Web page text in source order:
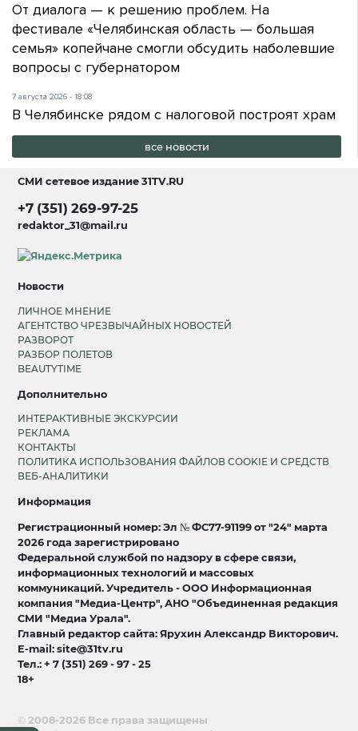
От диалога — к решению проблем. На
фестивале «Челябинская область — большая
семья» копейчане смогли обсудить наболевшие
вопросы с губернатором
7 августа 2026 - 18:08
В Челябинске рядом с налоговой построят храм
все новости
СМИ сетевое издание31TV.RU
+7 (351) 269-97-25
redaktor_31@mail.ru
Новости
ЛИЧНОЕ МНЕНИЕ
АГЕНТСТВО ЧРЕЗВЫЧАЙНЫХ НОВОСТЕЙ
РАЗВОРОТ
РАЗБОР ПОЛЕТОВ
BEAUTYTIME
Дополнительно
ИНТЕРАКТИВНЫЕ ЭКСКУРСИИ
РЕКЛАМА
КОНТАКТЫ
ПОЛИТИКА ИСПОЛЬЗОВАНИЯ ФАЙЛОВ COOKIE И СРЕДСТВ
ВЕБ-АНАЛИТИКИ
Информация
Регистрационный номер: Эл № ФС77-91199 от "24" марта
2026 года зарегистрировано
Федеральной службой по надзору в сфере связи,
информационных технологий и массовых
коммуникаций. Учредитель - ООО Информационная
компания "Медиа-Центр", АНО "Объединенная редакция
СМИ "Медиа Урала".
Главный редактор сайта: Ярухин Александр Викторович.
E-mail: site@31tv.ru
Тел.: + 7 (351) 269 - 97 - 25
18+
© 2008-2026 Все права защищены